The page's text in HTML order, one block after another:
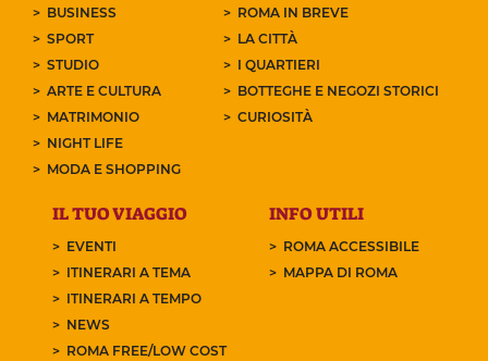
BUSINESS
SPORT
STUDIO
ARTE E CULTURA
MATRIMONIO
NIGHT LIFE
MODA E SHOPPING
ROMA IN BREVE
LA CITTÀ
I QUARTIERI
BOTTEGHE E NEGOZI STORICI
CURIOSITÀ
IL TUO VIAGGIO
EVENTI
ITINERARI A TEMA
ITINERARI A TEMPO
NEWS
ROMA FREE/LOW COST
INFO UTILI
ROMA ACCESSIBILE
MAPPA DI ROMA